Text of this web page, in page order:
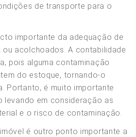
de transporte para o
importante da adequação de
ou acolchoados. A contabilidade
pois alguma contaminação
do estoque, tornando-o
Portanto, é muito importante
levando em consideração as
e o risco de contaminação.
é outro ponto importante a